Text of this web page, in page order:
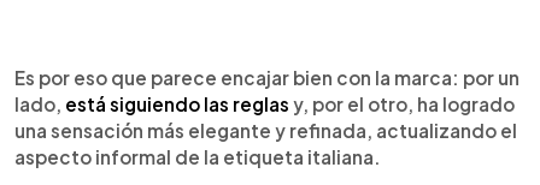
Es por eso que parece encajar bien con la marca: por un
lado, está siguiendo las reglas y, por el otro, ha logrado
una sensación más elegante y refinada, actualizando el
aspecto informal de la etiqueta italiana.